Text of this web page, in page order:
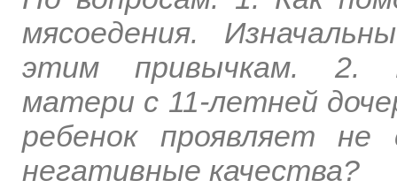
мясоедения.
этим привычкам. 2.
матери с 11-летней
ребенок проявляет не
негативные качества?